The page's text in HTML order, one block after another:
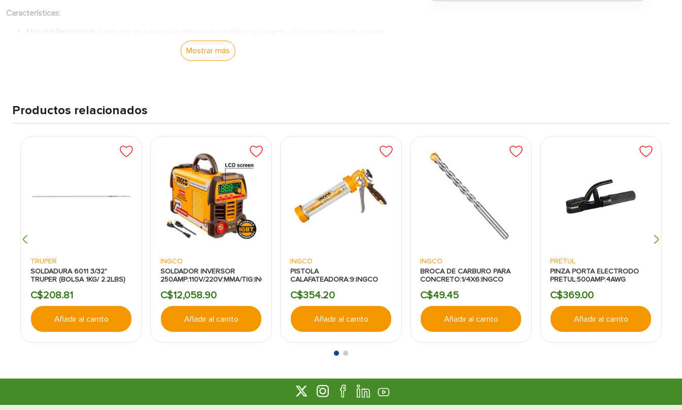
Características:
Compatible con válvulas tipo Schrader, lo que lo hace adecuado para la mayoría de las llantas y
El clip asegura la válvula al pivote de manera firme, permitiendo un inflado seguro y sin fugas.
Durabilidad:Gracias a su construcción en latón, el inflador es resistente y está diseñado para una larga vida útil.
Facilidad de Uso:El clip de acero facilita el uso, asegurando que la válvula permanezca en su lugar durante el
Adecuado para la mayoría de las aplicaciones de inflado gracias a su compatibilidad
Mostrar más
Productos relacionados
TRUPER
SOLDADURA 6011 3/32"
TRUPER (BOLSA 1KG/ 2.2LBS)
C$208.81
Añadir al carrito
INGCO
SOLDADOR INVERSOR
250AMP:110V/220V:MMA/TIG:INGCO
C$12,058.90
Añadir al carrito
INGCO
PISTOLA
CALAFATEADORA:9:INGCO
C$354.20
Añadir al carrito
INGCO
BROCA DE CARBURO PARA
CONCRETO:1/4X6:INGCO
C$49.45
Añadir al carrito
PRETUL
PINZA PORTA ELECTRODO
PRETUL:500AMP:4AWG
C$369.00
Añadir al carrito